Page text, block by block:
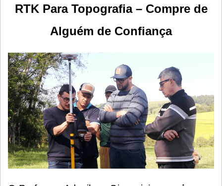
RTK Para Topografia – Compre de
Alguém de Confiança